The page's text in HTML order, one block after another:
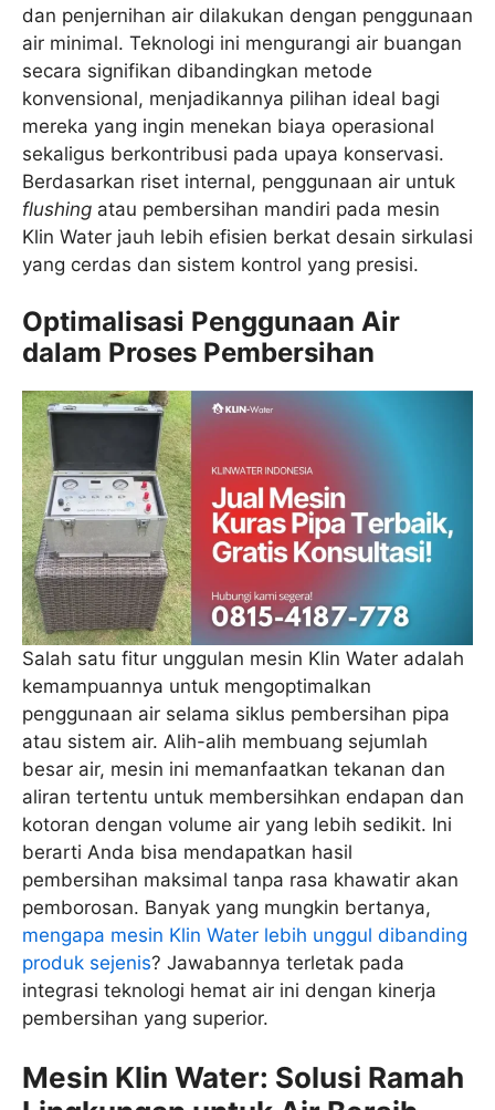
dan penjernihan air dilakukan dengan penggunaan
air minimal. Teknologi ini mengurangi air buangan
secara signifikan dibandingkan metode
konvensional, menjadikannya pilihan ideal bagi
mereka yang ingin menekan biaya operasional
sekaligus berkontribusi pada upaya konservasi.
Berdasarkan riset internal, penggunaan air untuk
flushing atau pembersihan mandiri pada mesin
Klin Water jauh lebih efisien berkat desain sirkulasi
yang cerdas dan sistem kontrol yang presisi.
Optimalisasi Penggunaan Air
dalam Proses Pembersihan
Salah satu fitur unggulan mesin Klin Water adalah
kemampuannya untuk mengoptimalkan
penggunaan air selama siklus pembersihan pipa
atau sistem air. Alih-alih membuang sejumlah
besar air, mesin ini memanfaatkan tekanan dan
aliran tertentu untuk membersihkan endapan dan
kotoran dengan volume air yang lebih sedikit. Ini
berarti Anda bisa mendapatkan hasil
pembersihan maksimal tanpa rasa khawatir akan
pemborosan. Banyak yang mungkin bertanya,
mengapa mesin Klin Water lebih unggul dibanding
produk sejenis? Jawabannya terletak pada
integrasi teknologi hemat air ini dengan kinerja
pembersihan yang superior.
Mesin Klin Water: Solusi Ramah